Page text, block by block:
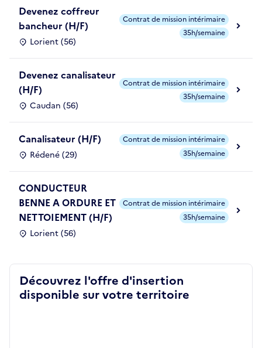
Devenez coffreur
bancheur (H/F)
Lorient (56)
Contrat de mission intérimaire
35h/semaine
Devenez canalisateur
(H/F)
Caudan (56)
Contrat de mission intérimaire
35h/semaine
Canalisateur (H/F)
Rédené (29)
Contrat de mission intérimaire
35h/semaine
CONDUCTEUR
BENNE A ORDURE ET
NETTOIEMENT (H/F)
Lorient (56)
Contrat de mission intérimaire
35h/semaine
Découvrez l'offre d'insertion
disponible sur votre territoire